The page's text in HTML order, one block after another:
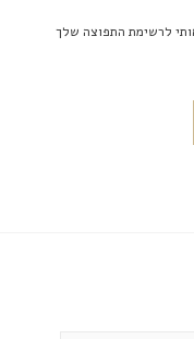
לרשימת התפוצה שלך